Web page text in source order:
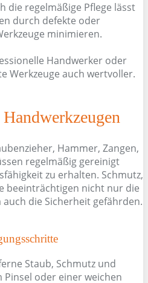
die regelmäßige Pflege lässt
durch defekte oder
minimieren.
Handwerker oder
Werkzeuge auch wertvoller.
Hammer, Zangen,
regelmäßig gereinigt
zu erhalten. Schmutz,
beeinträchtigen nicht nur die
die Sicherheit gefährden.
Staub, Schmutz und
Pinsel oder einer weichen